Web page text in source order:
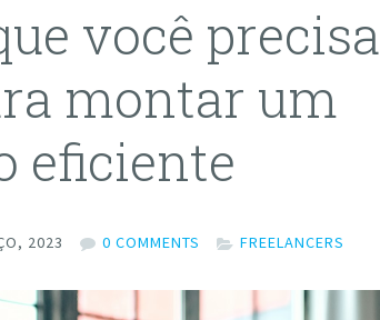
você precisa
montar um
eficiente
2023 0 COMMENTS FREELANCERS